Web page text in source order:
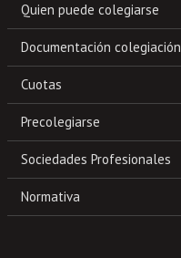
Quien puede colegiarse
Documentación colegiación
Cuotas
Precolegiarse
Sociedades Profesionales
Normativa